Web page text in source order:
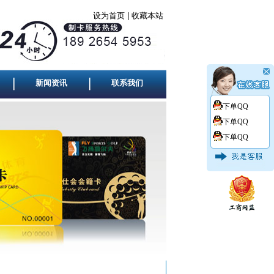
设为首页| 收藏本站
新闻资讯 联系我们
下单QQ
下单QQ
下单QQ